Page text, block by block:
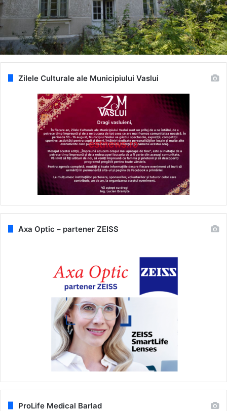
Zilele Culturale ale Municipiului Vaslui
Axa Optic – partener ZEISS
ProLife Medical Barlad